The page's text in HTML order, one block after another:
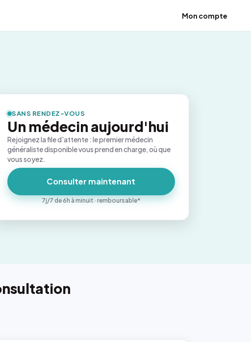
Mon compte
SANS RENDEZ-VOUS
Un médecin aujourd'hui
Rejoignez la file d'attente : le premier médecin
généraliste disponible vous prend en charge, où que
vous soyez.
Consulter maintenant
7j/7 de 6h à minuit · remboursable*